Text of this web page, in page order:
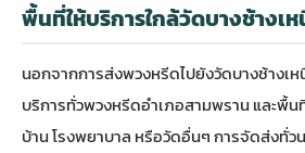
พื้นที่ให้บริการใกล้วัดบางช้างเ
นอกจากการส่งพวงหรีดไปยังวัดบางช้างเห
บริการทั่วพวงหรีดอำเภอสามพรานและพื้น
บ้าน โรงพยาบาล หรือวัดอื่นๆ การจัดส่งทั่